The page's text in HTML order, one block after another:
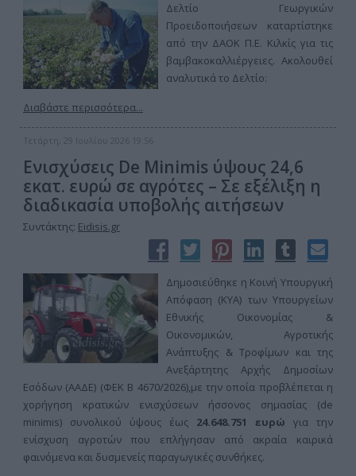
Δελτίο Γεωργικών
Προειδοποιήσεων καταρτίστηκε
από την ΔΑΟΚ Π.Ε. Κιλκίς για τις
βαμβακοκαλλιέργειες. Ακολουθεί
αναλυτικά το Δελτίο:
Διαβάστε περισσότερα...
Τετάρτη, 29 Ιουλίου 2026 19:56
Ενισχύσεις De Minimis ύψους 24,6
εκατ. ευρώ σε αγρότες – Σε εξέλιξη η
διαδικασία υποβολής αιτήσεων
Συντάκτης: Eidisis.gr
Δημοσιεύθηκε η Κοινή Υπουργική
Απόφαση (ΚΥΑ) των Υπουργείων
Εθνικής Οικονομίας &
Οικονομικών, Αγροτικής
Ανάπτυξης & Τροφίμων και της
Ανεξάρτητης Αρχής Δημοσίων
Εσόδων (ΑΑΔΕ) (ΦΕΚ Β 4670/2026),με την οποία προβλέπεται η
χορήγηση κρατικών ενισχύσεων ήσσονος σημασίας (de
minimis) συνολικού ύψους έως 24.648.751 ευρώ για την
ενίσχυση αγροτών που επλήγησαν από ακραία καιρικά
φαινόμενα και δυσμενείς παραγωγικές συνθήκες.